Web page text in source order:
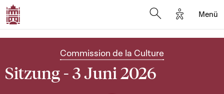
Options
Menü
Commission de la Culture
Sitzung - 3 Juni 2026